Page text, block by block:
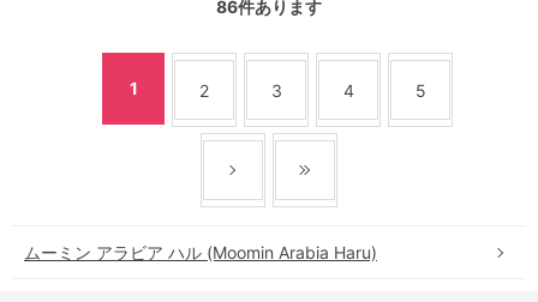
86件あります
1 2 3 4 5
ムーミン アラビア ハル (Moomin Arabia Haru)